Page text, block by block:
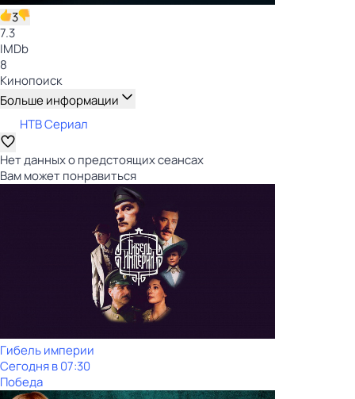
3
7.3
IMDb
8
Кинопоиск
Больше информации
НТВ Сериал
Нет данных о предстоящих сеансах
Вам может понравиться
Гибель империи
Сегодня в 07:30
Победа